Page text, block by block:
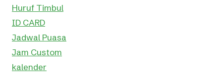
Huruf Timbul
ID CARD
Jadwal Puasa
Jam Custom
kalender